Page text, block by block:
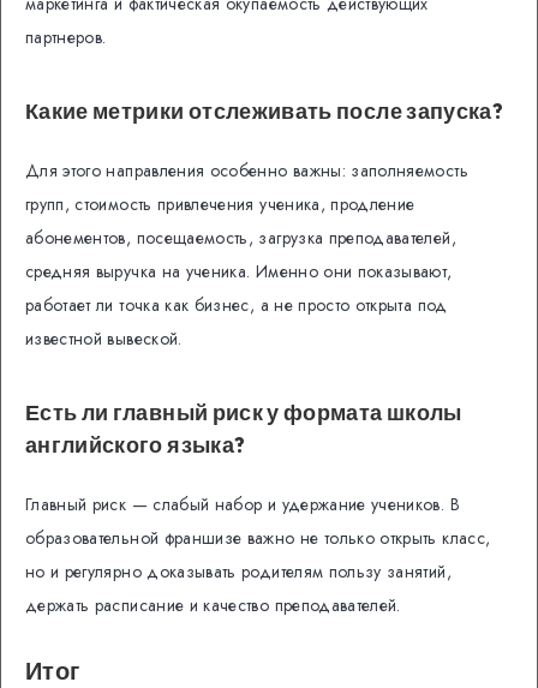
партнеров.
Какие метрики отслеживать после запуска?
Для этого направления особенно важны: заполняемость
групп, стоимость привлечения ученика, продление
абонементов, посещаемость, загрузка преподавателей,
средняя выручка на ученика. Именно они показывают,
работает ли точка как бизнес, а не просто открыта под
известной вывеской.
Есть ли главный риск у формата школы
английского языка?
Главный риск — слабый набор и удержание учеников. В
образовательной франшизе важно не только открыть класс,
но и регулярно доказывать родителям пользу занятий,
держать расписание и качество преподавателей.
Итог